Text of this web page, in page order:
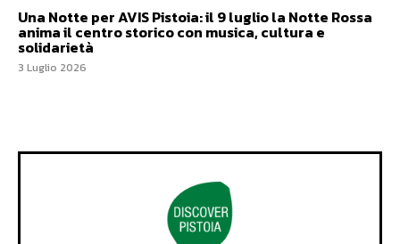
Una Notte per AVIS Pistoia: il 9 luglio la Notte Rossa
anima il centro storico con musica, cultura e
solidarietà
3 Luglio 2026